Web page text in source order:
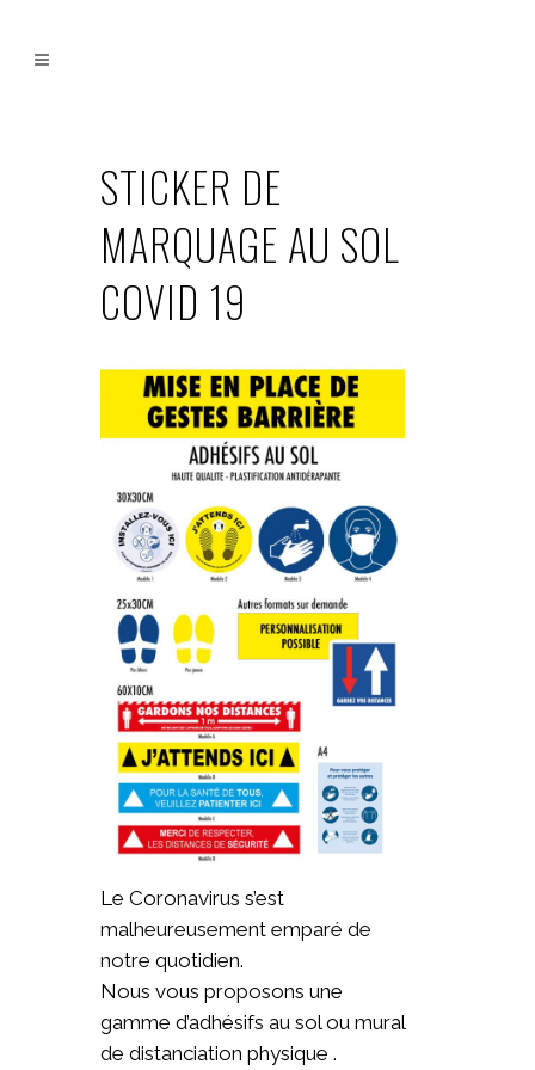
STICKER DE
MARQUAGE AU SOL
COVID 19
Le Coronavirus s’est
malheureusement emparé de
notre quotidien.
Nous vous proposons une
gamme d’adhésifs au sol ou mural
de distanciation physique .